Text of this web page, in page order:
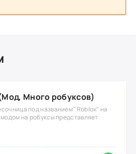
Много робуксов)
под названием "Roblox" на
на робуксы представляет